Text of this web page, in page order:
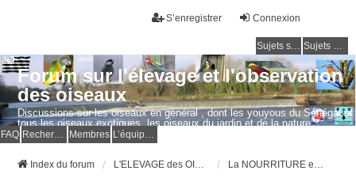
Connexion
S’enregistrer
Sujets sans réponse Sujets actifs
Forum sur l'élevage et l'observation
des oiseaux
Discussions sur les oiseaux en général , dont les youyous du Sénégal et
tous les oiseaux exotiques, les oiseaux du jardin et de la nature.
Questions, photos, expériences.
FAQ Membres
Index du forum